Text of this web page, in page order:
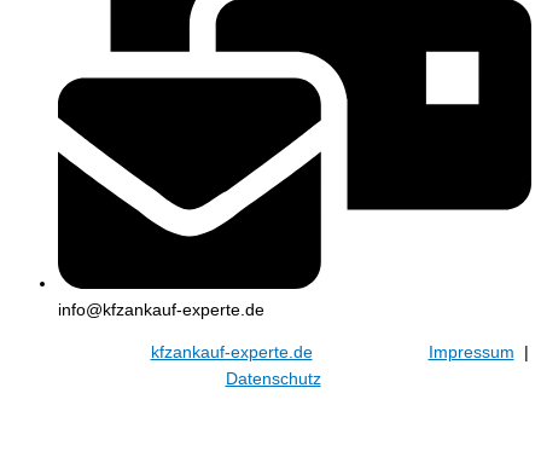
info@kfzankauf-experte.de
kfzankauf-experte.de Impressum
Datenschutz